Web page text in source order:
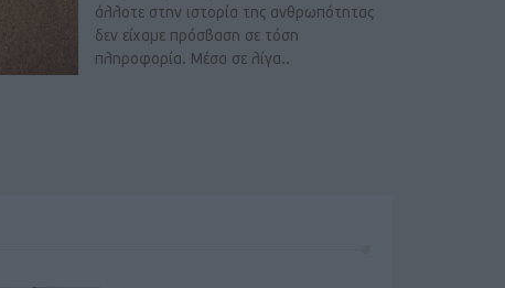
άλλοτε στην ιστορία της ανθρωπότητας
δεν είχαμε πρόσβαση σε τόση
πληροφορία. Μέσα σε λίγα..